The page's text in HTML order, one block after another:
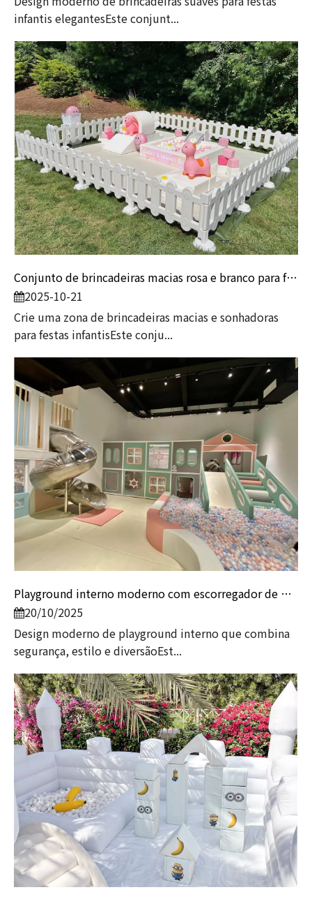
infantis elegantesEste conjunt...
Conjunto de brincadeiras macias rosa e branco para festas de aniversário de crianças e empresas de aluguel
2025-10-21
Crie uma zona de brincadeiras macias e sonhadoras
para festas infantisEste conju...
Playground interno moderno com escorregador de metal e piscina de bolinhas | Equipamento comercial de recreação suave para centros de entretenimento infantil
20/10/2025
Design moderno de playground interno que combina
segurança, estilo e diversãoEst...